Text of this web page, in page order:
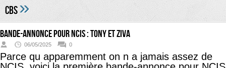
CBS»
bande-annonce pour NCIS : Tony et Ziva
06/05/2025 0
Parce qu apparemment on n a jamais assez de